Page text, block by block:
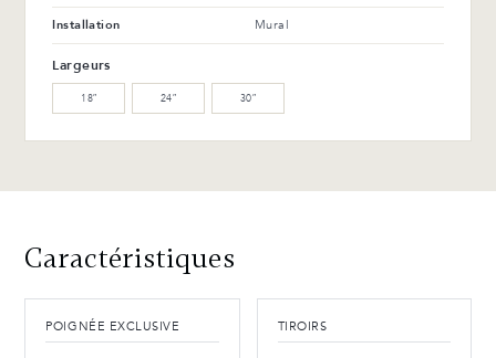
Installation Mural
Largeurs
18″ 24″ 30″
Caractéristiques
POIGNÉE EXCLUSIVE TIROIRS